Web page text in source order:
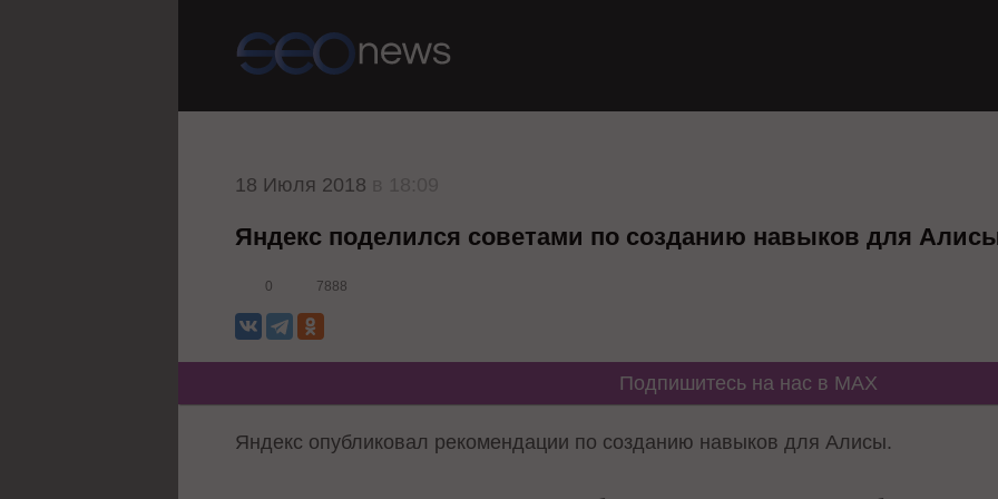
18 Июля 2018
Яндекс поделился советами по созданию навыков для
0 7888
Подпишитесь на нас в MAX
Яндекс опубликовал рекомендации по созданию навыков для Алисы.